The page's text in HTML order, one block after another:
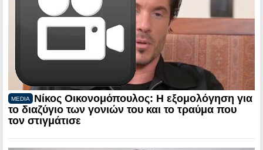
MEDIA
Νίκος Οικονομόπουλος: Η εξομολόγηση για
το διαζύγιο των γονιών του και το τραύμα που
τον στιγμάτισε